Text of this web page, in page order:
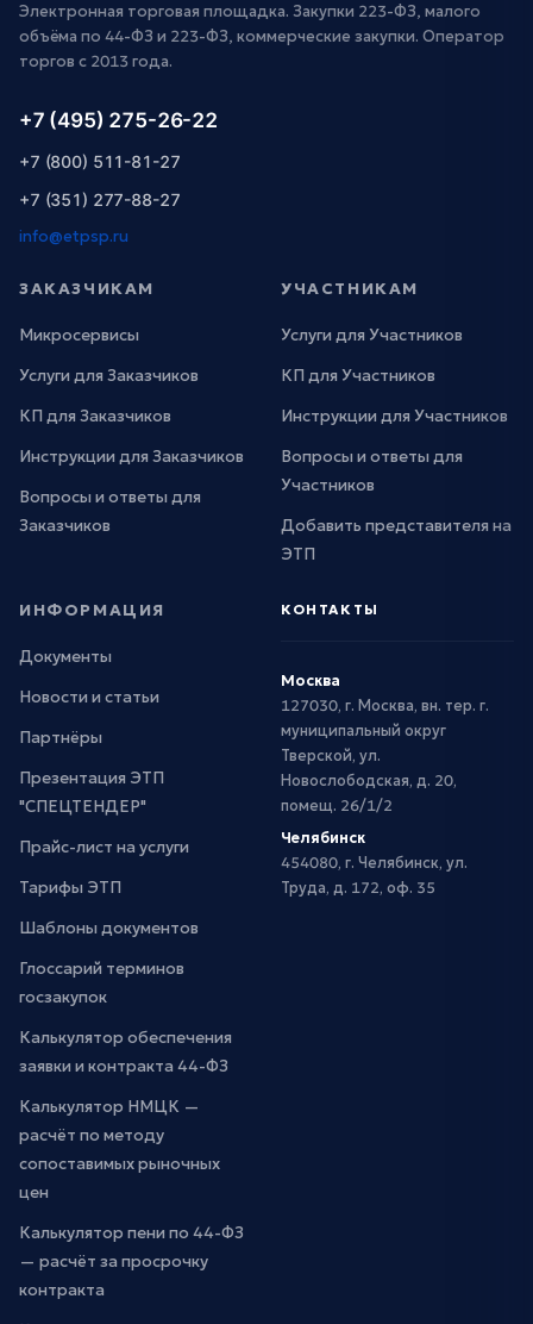
Электронная торговая площадка. Закупки 223-ФЗ, малого
объёма по 44-ФЗ и 223-ФЗ, коммерческие закупки. Оператор
торгов с 2013 года.
+7 (495) 275-26-22
+7 (800) 511-81-27
+7 (351) 277-88-27
info@etpsp.ru
ЗАКАЗЧИКАМ
Микросервисы
Услуги для Заказчиков
КП для Заказчиков
Инструкции для Заказчиков
Вопросы и ответы для
Заказчиков
УЧАСТНИКАМ
Услуги для Участников
КП для Участников
Инструкции для Участников
Вопросы и ответы для
Участников
Добавить представителя на
ЭТП
ИНФОРМАЦИЯ
Документы
Новости и статьи
Партнёры
Презентация ЭТП
"СПЕЦТЕНДЕР"
Прайс-лист на услуги
Тарифы ЭТП
Шаблоны документов
Глоссарий терминов
госзакупок
Калькулятор обеспечения
заявки и контракта 44-ФЗ
Калькулятор НМЦК —
расчёт по методу
сопоставимых рыночных
цен
Калькулятор пени по 44-ФЗ
— расчёт за просрочку
контракта
КОНТАКТЫ
Москва
127030, г. Москва, вн. тер. г.
муниципальный округ
Тверской, ул.
Новослободская, д. 20,
помещ. 26/1/2
Челябинск
454080, г. Челябинск, ул.
Труда, д. 172, оф. 35